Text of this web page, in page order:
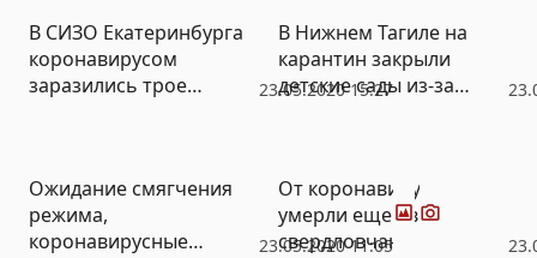
23.05.2020 15:27
В СИЗО Екатеринбурга
коронавирусом
заразились трое
В Нижнем Тагиле на
карантин закрыли
детские сады из-за
23.05.2020 11:05
Ожидание смягчения
режима,
коронавирусные
Фото
От коронавируса
умерли еще двое
свердловчан